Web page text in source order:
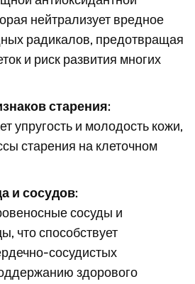
нейтрализует вредное
радикалов, предотвращая
и риск развития многих
старения:
упругость и молодость кожи,
старения на клеточном
и сосудов:
сосуды и
что способствует
сосудистых
здорового